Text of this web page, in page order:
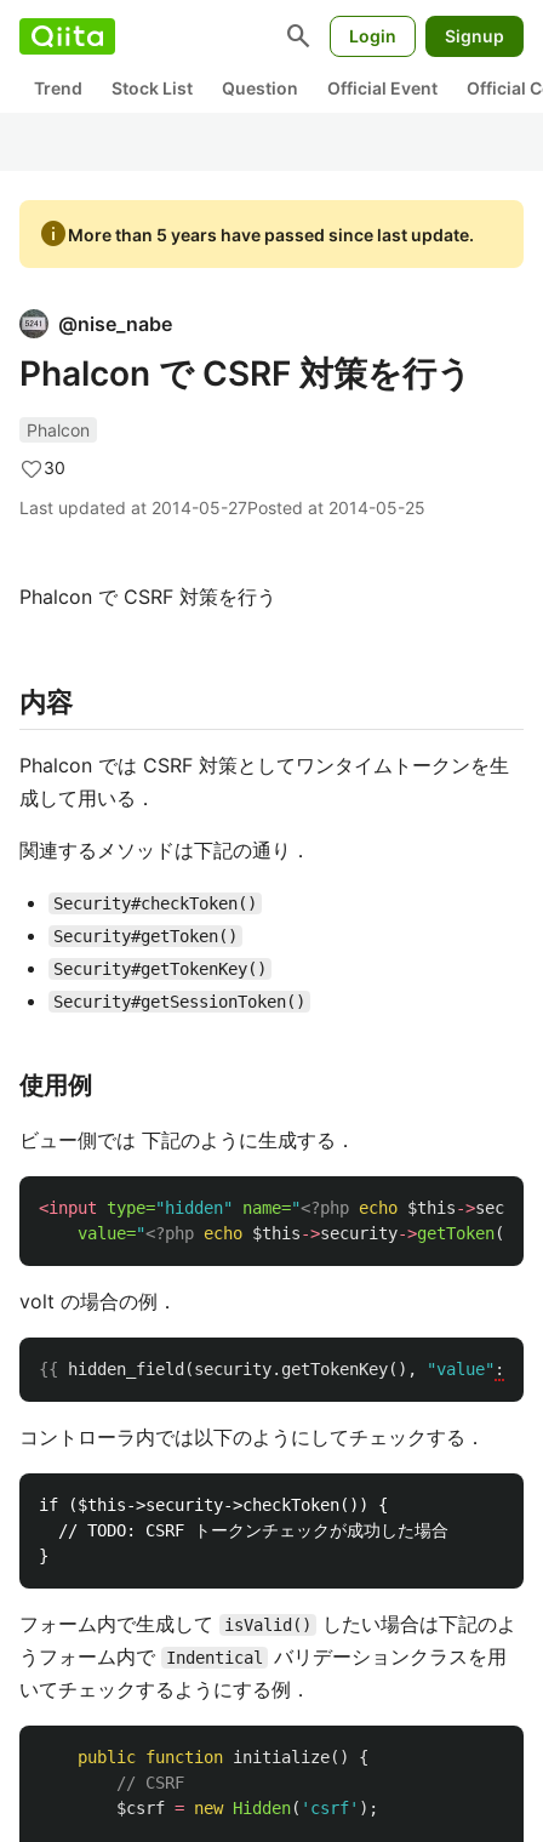
search Login Signup
Trend Stock List Question Official Event Official
infoMore than 5 years have passed since last update.
@nise_nabe
Phalcon で CSRF 対策を行う
Phalcon
30
Last updated at 2014-05-27Posted at 2014-05-25
Phalcon で CSRF 対策を行う
内容
Phalcon では CSRF 対策としてワンタイムトークンを生
成して用いる．
関連するメソッドは下記の通り．
Security#checkToken()
Security#getToken()
Security#getTokenKey()
Security#getSessionToken()
使用例
ビュー側では 下記のように生成する．
<input type="hidden" name="<?php echo $this->
value="<?php echo $this->security->getToken()
volt の場合の例．
{{ hidden_field (security.getTokenKey(), "value" :
コントローラ内では以下のようにしてチェックする．
if ($this->security->checkToken()) {
  // TODO: CSRF トークンチェックが成功した場合
フォーム内で生成して isValid()
したい場合は下記のよ
うフォーム内で
Indentical
バリデーションクラスを用
いてチェックするようにする例．
public function initialize()
{
// CSRF
$csrf = new Hidden( 'csrf' );